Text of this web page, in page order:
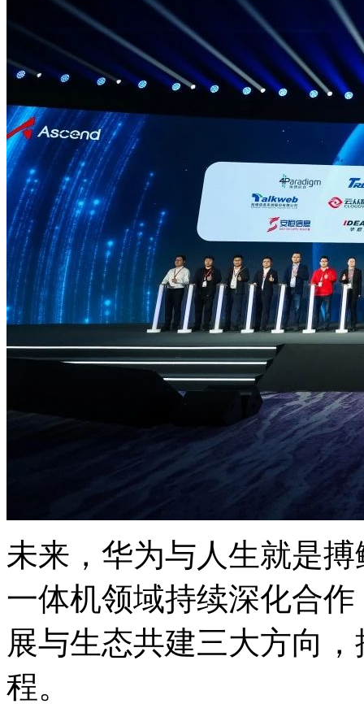
未来，华为与人生就
一体机领域持续深化合作
展与生态共建三大方向
程。